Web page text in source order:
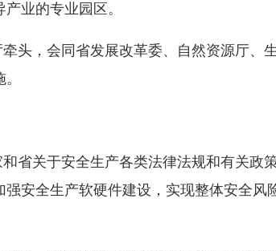
导产业的专业园区。
头，会同省发展改革委、自然资源厅、生
施。
省关于安全生产各类法律法规和有关政
安全生产软硬件建设，实现整体安全风